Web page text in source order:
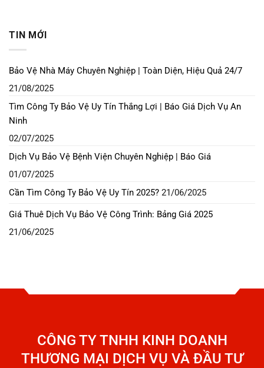
TIN MỚI
Bảo Vệ Nhà Máy Chuyên Nghiệp | Toàn Diện, Hiệu Quả 24/7
21/08/2025
Tìm Công Ty Bảo Vệ Uy Tín Thắng Lợi | Báo Giá Dịch Vụ An
Ninh
02/07/2025
Dịch Vụ Bảo Vệ Bệnh Viện Chuyên Nghiệp | Báo Giá
01/07/2025
Cần Tìm Công Ty Bảo Vệ Uy Tín 2025? 21/06/2025
Giá Thuê Dịch Vụ Bảo Vệ Công Trình: Bảng Giá 2025
21/06/2025
CÔNG TY TNHH KINH DOANH
THƯƠNG MẠI DỊCH VỤ VÀ ĐẦU TƯ